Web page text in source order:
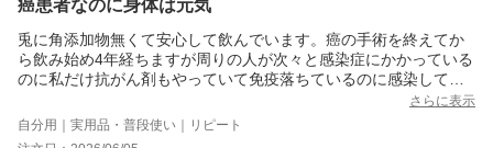
癌患者なのに身体は元気
兎に角添加物無くて安心して飲んでいます。癌の手術を終えてか
ら飲み始め4年経ちますが周りの人が次々と感染症にかかっている
のに私だけ抗がん剤もやっていて免疫落ちているのに感染してい
ません。血液検査ではかなりの低空飛行の状態ですがなぜか身体
はよく動けるようになっています。これからも続けます。欲を言
えば継続している人にはもっと割引してもらえるとありがたいで
さらに表示
自分用｜実用品・普段使い｜リピート